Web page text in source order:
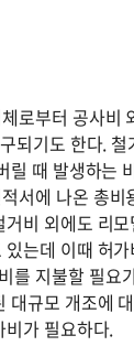
로부터 공사비
되기도 한다. 철
릴 때 발생하는
서에 나온 총비
비 외에도 리
는데 이때 허
를 지불할 필요
대규모 개조에
가 필요하다.